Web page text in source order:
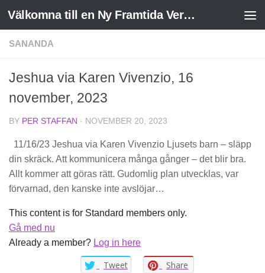
Skip to content Välkomna till en Ny Framtida Verklighet
SANANDA
Jeshua via Karen Vivenzio, 16
november, 2023
BY PER STAFFAN · NOVEMBER 20, 2023
11/16/23 Jeshua via Karen Vivenzio Ljusets barn – släpp
din skräck. Att kommunicera många gånger – det blir bra.
Allt kommer att göras rätt. Gudomlig plan utvecklas, var
förvarnad, den kanske inte avslöjar…
This content is for Standard members only.
Gå med nu
Already a member? Log in here
Tweet Share